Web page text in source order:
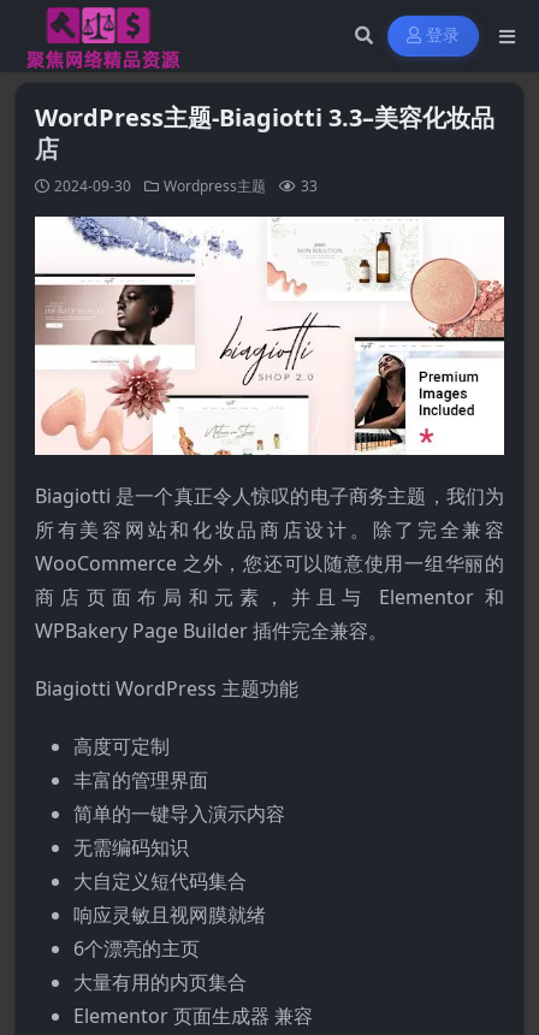
登录
WordPress主题-Biagiotti 3.3–美容化妆品
店
2024-09-30 Wordpress主题 33
Biagiotti 是一个真正令人惊叹的电子商务主题，我们为
所有美容网站和化妆品商店设计。除了完全兼容
WooCommerce 之外，您还可以随意使用一组华丽的
商店页面布局和元素，并且与 Elementor 和
WPBakery Page Builder 插件完全兼容。
Biagiotti WordPress 主题功能
高度可定制
丰富的管理界面
简单的一键导入演示内容
无需编码知识
大自定义短代码集合
响应灵敏且视网膜就绪
6个漂亮的主页
大量有用的内页集合
Elementor 页面生成器 兼容